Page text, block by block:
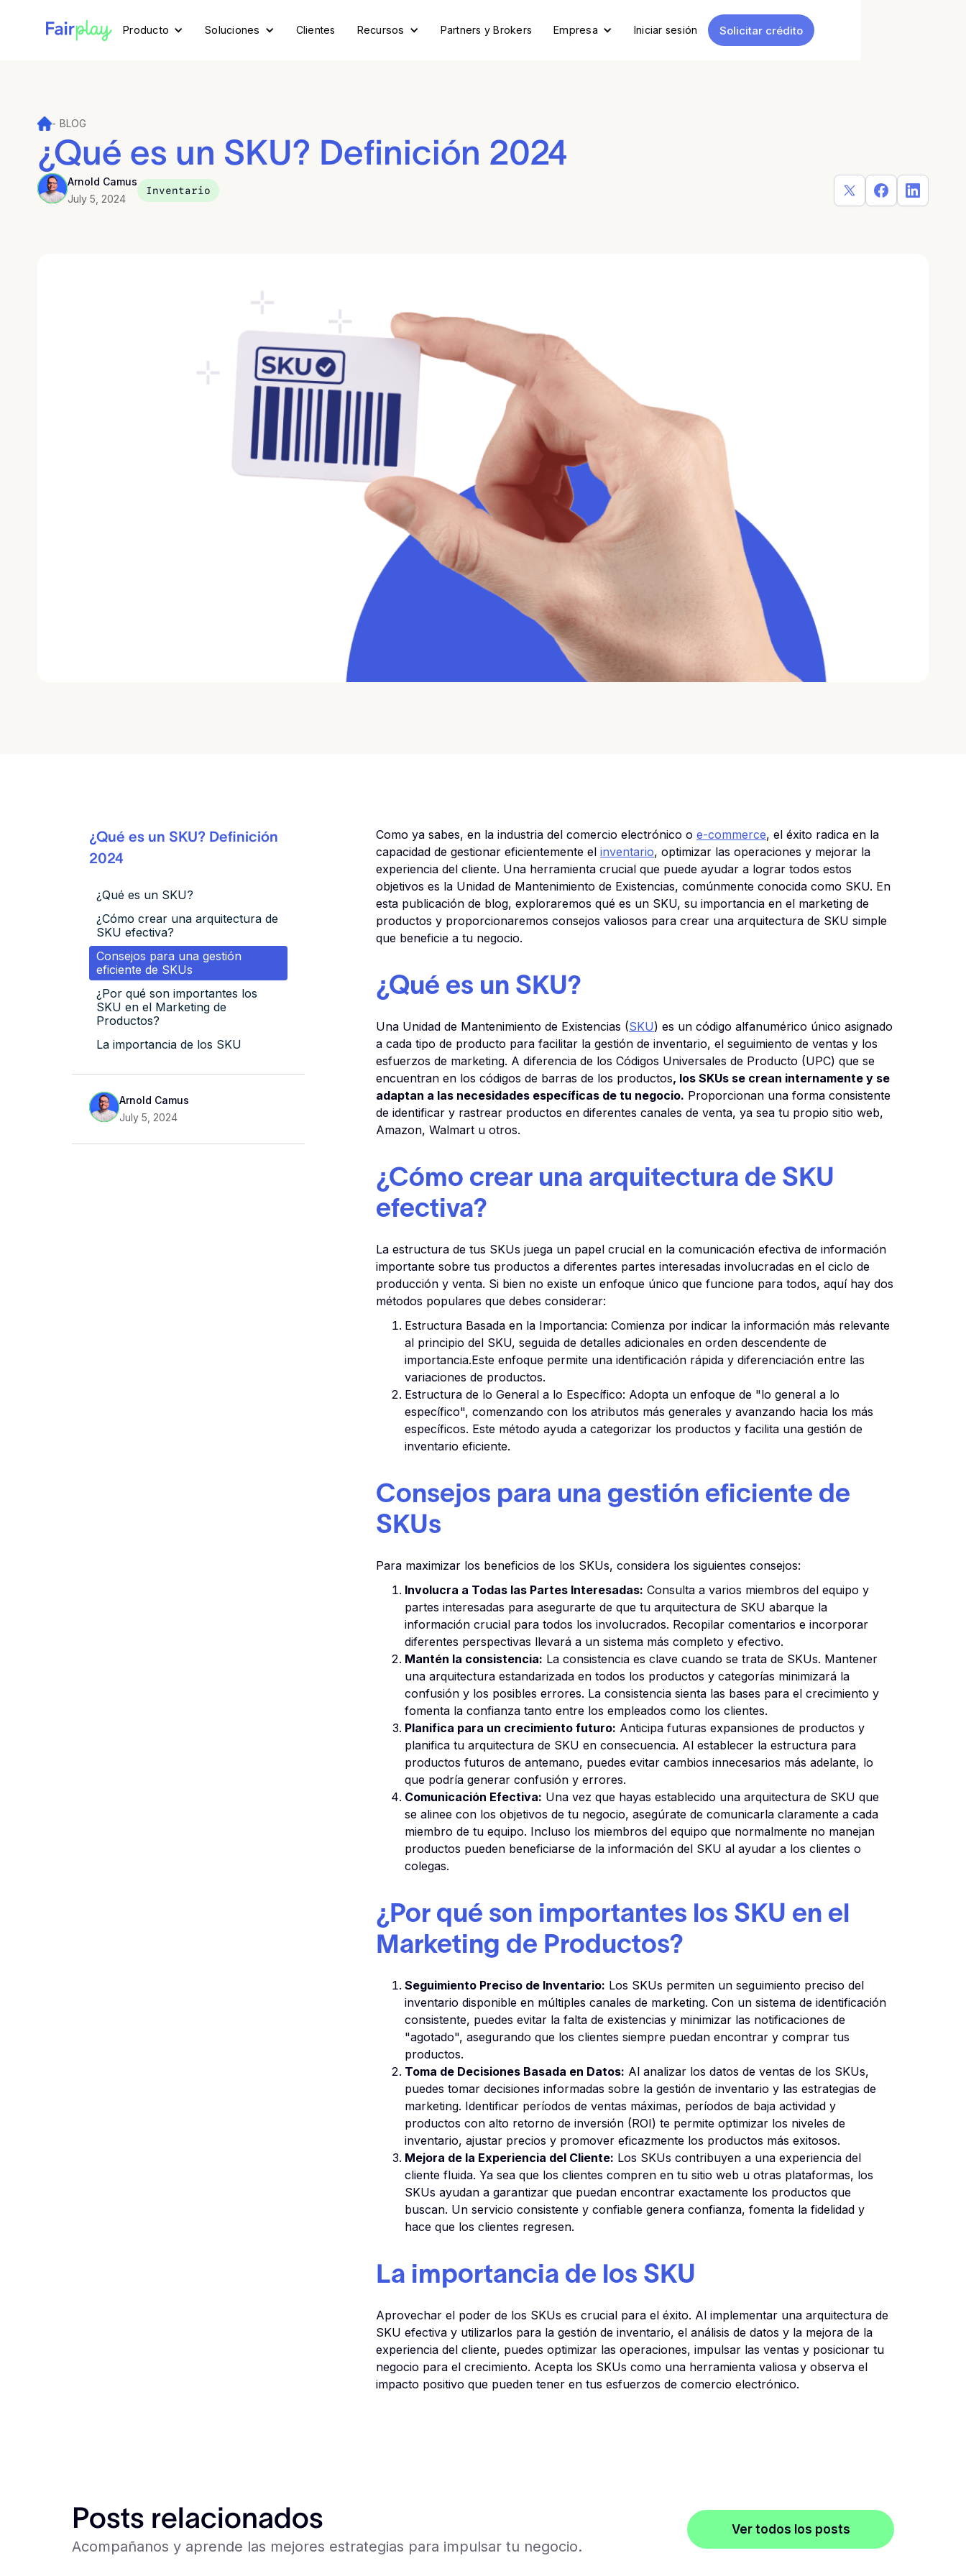
Producto Soluciones Clientes Recursos Partners y Brokers Empresa Iniciar sesión Solicitar crédito
- BLOG
¿Qué es un SKU? Definición 2024
Arnold Camus
July 5, 2024
Inventario
¿Qué es un SKU? Definición
2024
¿Qué es un SKU?
¿Cómo crear una arquitectura de
SKU efectiva?
Consejos para una gestión
eficiente de SKUs
¿Por qué son importantes los
SKU en el Marketing de
Productos?
La importancia de los SKU
Arnold Camus
July 5, 2024
Como ya sabes, en la industria del comercio electrónico o e-commerce, el éxito radica en la
capacidad de gestionar eficientemente el inventario, optimizar las operaciones y mejorar la
experiencia del cliente. Una herramienta crucial que puede ayudar a lograr todos estos
objetivos es la Unidad de Mantenimiento de Existencias, comúnmente conocida como SKU. En
esta publicación de blog, exploraremos qué es un SKU, su importancia en el marketing de
productos y proporcionaremos consejos valiosos para crear una arquitectura de SKU simple
que beneficie a tu negocio.
¿Qué es un SKU?
Una Unidad de Mantenimiento de Existencias (SKU) es un código alfanumérico único asignado
a cada tipo de producto para facilitar la gestión de inventario, el seguimiento de ventas y los
esfuerzos de marketing. A diferencia de los Códigos Universales de Producto (UPC) que se
encuentran en los códigos de barras de los productos, los SKUs se crean internamente y se
adaptan a las necesidades específicas de tu negocio. Proporcionan una forma consistente
de identificar y rastrear productos en diferentes canales de venta, ya sea tu propio sitio web,
Amazon, Walmart u otros.
¿Cómo crear una arquitectura de SKU
efectiva?
La estructura de tus SKUs juega un papel crucial en la comunicación efectiva de información
importante sobre tus productos a diferentes partes interesadas involucradas en el ciclo de
producción y venta. Si bien no existe un enfoque único que funcione para todos, aquí hay dos
métodos populares que debes considerar:
Estructura Basada en la Importancia: Comienza por indicar la información más relevante
al principio del SKU, seguida de detalles adicionales en orden descendente de
importancia.Este enfoque permite una identificación rápida y diferenciación entre las
variaciones de productos.
Estructura de lo General a lo Específico: Adopta un enfoque de "lo general a lo
específico", comenzando con los atributos más generales y avanzando hacia los más
específicos. Este método ayuda a categorizar los productos y facilita una gestión de
inventario eficiente.
Consejos para una gestión eficiente de
SKUs
Para maximizar los beneficios de los SKUs, considera los siguientes consejos:
Involucra a Todas las Partes Interesadas: Consulta a varios miembros del equipo y
partes interesadas para asegurarte de que tu arquitectura de SKU abarque la
información crucial para todos los involucrados. Recopilar comentarios e incorporar
diferentes perspectivas llevará a un sistema más completo y efectivo.
Mantén la consistencia: La consistencia es clave cuando se trata de SKUs. Mantener
una arquitectura estandarizada en todos los productos y categorías minimizará la
confusión y los posibles errores. La consistencia sienta las bases para el crecimiento y
fomenta la confianza tanto entre los empleados como los clientes.
Planifica para un crecimiento futuro: Anticipa futuras expansiones de productos y
planifica tu arquitectura de SKU en consecuencia. Al establecer la estructura para
productos futuros de antemano, puedes evitar cambios innecesarios más adelante, lo
que podría generar confusión y errores.
Comunicación Efectiva: Una vez que hayas establecido una arquitectura de SKU que
se alinee con los objetivos de tu negocio, asegúrate de comunicarla claramente a cada
miembro de tu equipo. Incluso los miembros del equipo que normalmente no manejan
productos pueden beneficiarse de la información del SKU al ayudar a los clientes o
colegas.
¿Por qué son importantes los SKU en el
Marketing de Productos?
Seguimiento Preciso de Inventario: Los SKUs permiten un seguimiento preciso del
inventario disponible en múltiples canales de marketing. Con un sistema de identificación
consistente, puedes evitar la falta de existencias y minimizar las notificaciones de
"agotado", asegurando que los clientes siempre puedan encontrar y comprar tus
productos.
Toma de Decisiones Basada en Datos: Al analizar los datos de ventas de los SKUs,
puedes tomar decisiones informadas sobre la gestión de inventario y las estrategias de
marketing. Identificar períodos de ventas máximas, períodos de baja actividad y
productos con alto retorno de inversión (ROI) te permite optimizar los niveles de
inventario, ajustar precios y promover eficazmente los productos más exitosos.
Mejora de la Experiencia del Cliente: Los SKUs contribuyen a una experiencia del
cliente fluida. Ya sea que los clientes compren en tu sitio web u otras plataformas, los
SKUs ayudan a garantizar que puedan encontrar exactamente los productos que
buscan. Un servicio consistente y confiable genera confianza, fomenta la fidelidad y
hace que los clientes regresen.
La importancia de los SKU
Aprovechar el poder de los SKUs es crucial para el éxito. Al implementar una arquitectura de
SKU efectiva y utilizarlos para la gestión de inventario, el análisis de datos y la mejora de la
experiencia del cliente, puedes optimizar las operaciones, impulsar las ventas y posicionar tu
negocio para el crecimiento. Acepta los SKUs como una herramienta valiosa y observa el
impacto positivo que pueden tener en tus esfuerzos de comercio electrónico.
Posts relacionados
Acompañanos y aprende las mejores estrategias para impulsar tu negocio.
Ver todos los posts